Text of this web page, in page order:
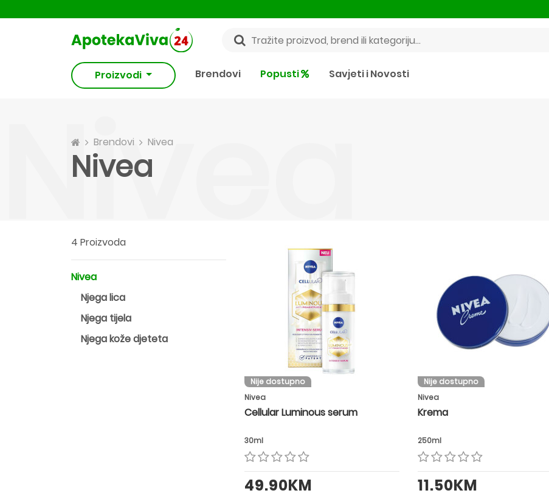
Proizvodi Brendovi Popusti Savjeti i Novosti
Brendovi Nivea
Nivea
Nivea
4 Proizvoda
Nivea
Njega lica
Njega tijela
Njega kože djeteta
Nije dostupno
Nivea
Cellular Luminous serum
30ml
49.90KM
Nije dostupno
Nivea
Krema
250ml
11.50KM